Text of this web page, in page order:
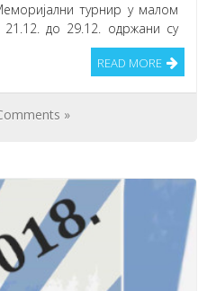
турнир у малом
до 29.12. одржани су
READ MORE
»